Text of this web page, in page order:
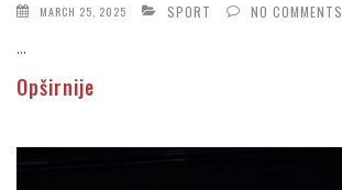
MARCH 25, 2025 SPORT NO COMMENTS
...
Opširnije